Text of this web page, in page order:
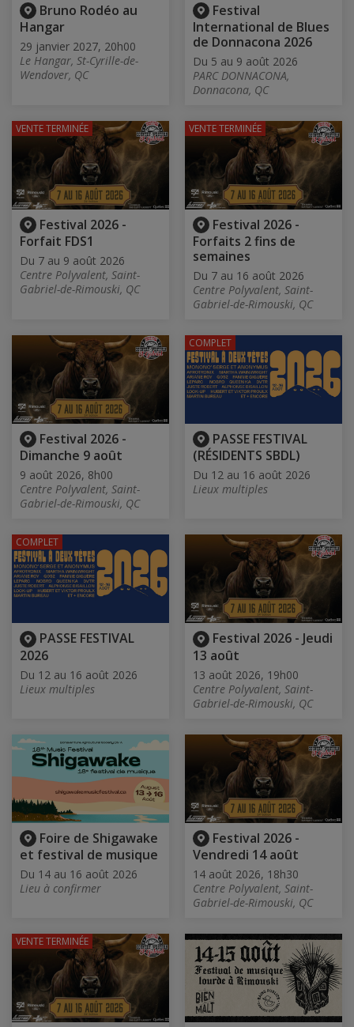
Bruno Rodéo au
Hangar
29 janvier 2027, 20h00
Le Hangar, St-Cyrille-de-
Wendover, QC
Festival
International de Blues
de Donnacona 2026
Du 5 au 9 août 2026
PARC DONNACONA,
Donnacona, QC
Festival 2026 -
Forfait FDS1
Du 7 au 9 août 2026
Centre Polyvalent, Saint-
Gabriel-de-Rimouski, QC
VENTE TERMINÉE
Festival 2026 -
Forfaits 2 fins de
semaines
Du 7 au 16 août 2026
Centre Polyvalent, Saint-
Gabriel-de-Rimouski, QC
VENTE TERMINÉE
Festival 2026 -
Dimanche 9 août
9 août 2026, 8h00
Centre Polyvalent, Saint-
Gabriel-de-Rimouski, QC
PASSE FESTIVAL
(RÉSIDENTS SBDL)
Du 12 au 16 août 2026
Lieux multiples
COMPLET
PASSE FESTIVAL
2026
Du 12 au 16 août 2026
Lieux multiples
COMPLET
Festival 2026 - Jeudi
13 août
13 août 2026, 19h00
Centre Polyvalent, Saint-
Gabriel-de-Rimouski, QC
Foire de Shigawake
et festival de musique
Du 14 au 16 août 2026
Lieu à confirmer
Festival 2026 -
Vendredi 14 août
14 août 2026, 18h30
Centre Polyvalent, Saint-
Gabriel-de-Rimouski, QC
VENTE TERMINÉE